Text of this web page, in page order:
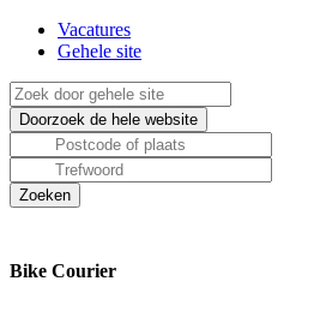
Vacatures
Gehele site
Bike Courier